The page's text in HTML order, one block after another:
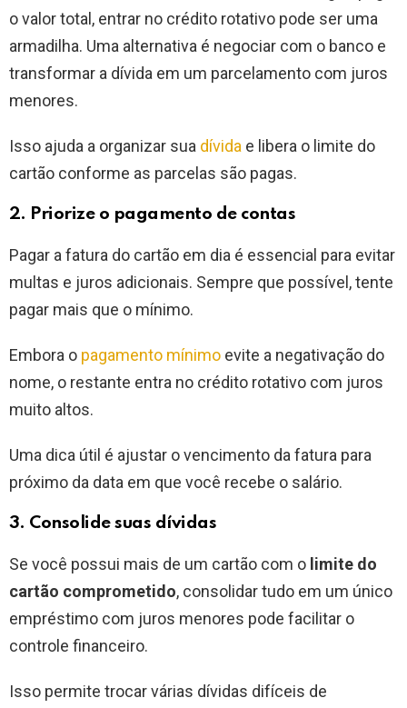
o valor total, entrar no crédito rotativo pode ser uma
armadilha. Uma alternativa é negociar com o banco e
transformar a dívida em um parcelamento com juros
menores.
Isso ajuda a organizar sua dívida e libera o limite do
cartão conforme as parcelas são pagas.
2. Priorize o pagamento de contas
Pagar a fatura do cartão em dia é essencial para evitar
multas e juros adicionais. Sempre que possível, tente
pagar mais que o mínimo.
Embora o pagamento mínimo evite a negativação do
nome, o restante entra no crédito rotativo com juros
muito altos.
Uma dica útil é ajustar o vencimento da fatura para
próximo da data em que você recebe o salário.
3. Consolide suas dívidas
Se você possui mais de um cartão com o limite do
cartão comprometido, consolidar tudo em um único
empréstimo com juros menores pode facilitar o
controle financeiro.
Isso permite trocar várias dívidas difíceis de